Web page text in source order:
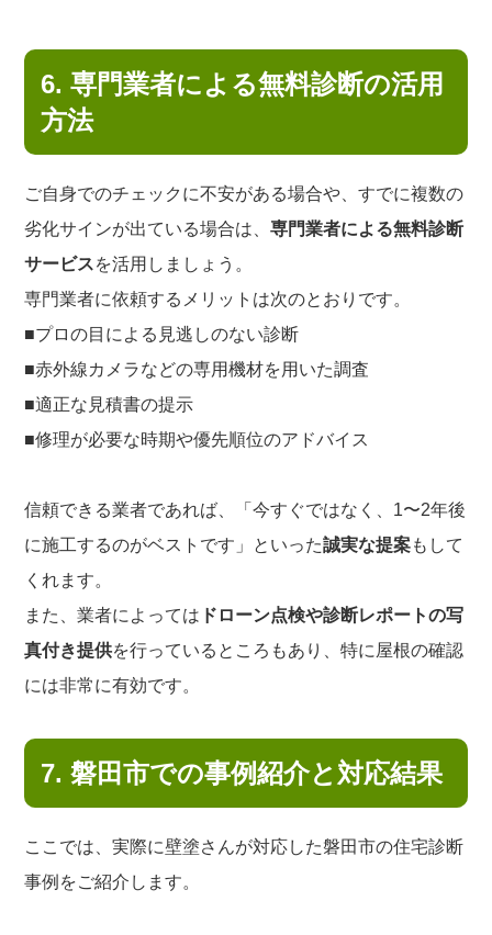
6. 専門業者による無料診断の活用
方法
ご自身でのチェックに不安がある場合や、すでに複数の
劣化サインが出ている場合は、専門業者による無料診断
サービスを活用しましょう。
専門業者に依頼するメリットは次のとおりです。
■プロの目による見逃しのない診断
■赤外線カメラなどの専用機材を用いた調査
■適正な見積書の提示
■修理が必要な時期や優先順位のアドバイス
信頼できる業者であれば、「今すぐではなく、1〜2年後
に施工するのがベストです」といった誠実な提案もして
くれます。
また、業者によっては ドローン点検や診断レポートの写
真付き提供を行っているところもあり、特に屋根の確認
には非常に有効です。
7. 磐田市での事例紹介と対応結果
ここでは、実際に壁塗さんが対応した磐田市の住宅診断
事例をご紹介します。